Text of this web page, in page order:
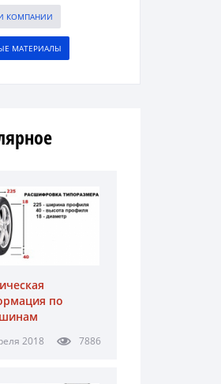
КОМПАНИИ
МАТЕРИАЛЫ
по
2018 7886